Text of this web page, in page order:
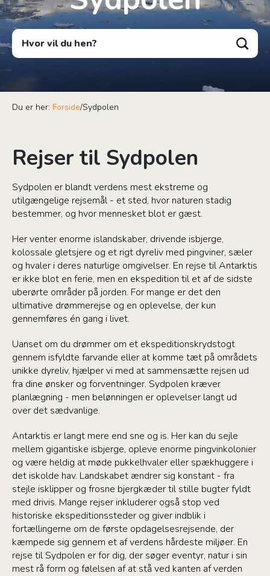
Hvor vil du hen?
Du er her: Forside/Sydpolen
Rejser til Sydpolen
Sydpolen er blandt verdens mest ekstreme og
utilgængelige rejsemål - et sted, hvor naturen stadig
bestemmer, og hvor mennesket blot er gæst.
Her venter enorme islandskaber, drivende isbjerge,
kolossale gletsjere og et rigt dyreliv med pingviner, sæler
og hvaler i deres naturlige omgivelser. En rejse til Antarktis
er ikke blot en ferie, men en ekspedition til et af de sidste
uberørte områder på jorden. For mange er det den
ultimative drømmerejse og en oplevelse, der kun
gennemføres én gang i livet.
Uanset om du drømmer om et ekspeditionskrydstogt
gennem isfyldte farvande eller at komme tæt på områdets
unikke dyreliv, hjælper vi med at sammensætte rejsen ud
fra dine ønsker og forventninger. Sydpolen kræver
planlægning - men belønningen er oplevelser langt ud
over det sædvanlige.
Antarktis er langt mere end sne og is. Her kan du sejle
mellem gigantiske isbjerge, opleve enorme pingvinkolonier
og være heldig at møde pukkelhvaler eller spækhuggere i
det iskolde hav. Landskabet ændrer sig konstant - fra
stejle isklipper og frosne bjergkæder til stille bugter fyldt
med drivis. Mange rejser inkluderer også stop ved
historiske ekspeditionssteder og giver indblik i
fortællingerne om de første opdagelsesrejsende, der
kæmpede sig gennem et af verdens hårdeste miljøer. En
rejse til Sydpolen er for dig, der søger eventyr, natur i sin
mest rå form og følelsen af at stå ved kanten af verden